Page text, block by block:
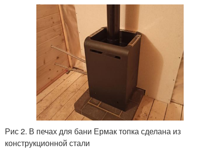
Рис 2. В печах для бани Ермак топка сделана из
конструкционной стали